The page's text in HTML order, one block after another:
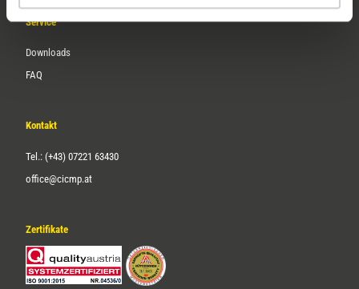
Service
Downloads
FAQ
Kontakt
Tel.: (+43) 07221 63430
office@cicmp.at
Zertifikate